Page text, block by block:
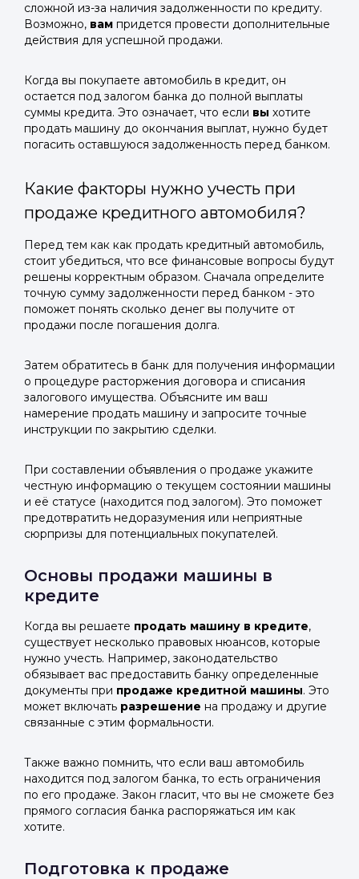
сложной из-за наличия задолженности по кредиту.
Возможно, вам придется провести дополнительные
действия для успешной продажи.
Когда вы покупаете автомобиль в кредит, он
остается под залогом банка до полной выплаты
суммы кредита. Это означает, что если вы хотите
продать машину до окончания выплат, нужно будет
погасить оставшуюся задолженность перед банком.
Какие факторы нужно учесть при
продаже кредитного автомобиля?
Перед тем как как продать кредитный автомобиль,
стоит убедиться, что все финансовые вопросы будут
решены корректным образом. Сначала определите
точную сумму задолженности перед банком - это
поможет понять сколько денег вы получите от
продажи после погашения долга.
Затем обратитесь в банк для получения информации
о процедуре расторжения договора и списания
залогового имущества. Объясните им ваш
намерение продать машину и запросите точные
инструкции по закрытию сделки.
При составлении объявления о продаже укажите
честную информацию о текущем состоянии машины
и её статусе (находится под залогом). Это поможет
предотвратить недоразумения или неприятные
сюрпризы для потенциальных покупателей.
Основы продажи машины в
кредите
Когда вы решаете продать машину в кредите,
существует несколько правовых нюансов, которые
нужно учесть. Например, законодательство
обязывает вас предоставить банку определенные
документы при продаже кредитной машины. Это
может включать разрешение на продажу и другие
связанные с этим формальности.
Также важно помнить, что если ваш автомобиль
находится под залогом банка, то есть ограничения
по его продаже. Закон гласит, что вы не сможете без
прямого согласия банка распоряжаться им как
хотите.
Подготовка к продаже